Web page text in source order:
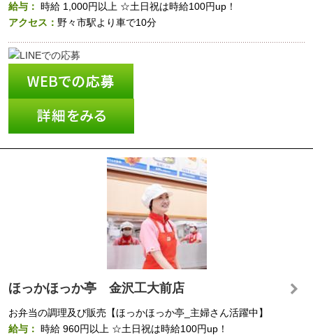
給与： 時給 1,000円以上 ☆土日祝は時給100円up！
アクセス： 野々市駅より車で10分
ほっかほっか亭 金沢工大前店
お弁当の調理及び販売【ほっかほっか亭_主婦さん活躍中】
給与： 時給 960円以上 ☆土日祝は時給100円up！